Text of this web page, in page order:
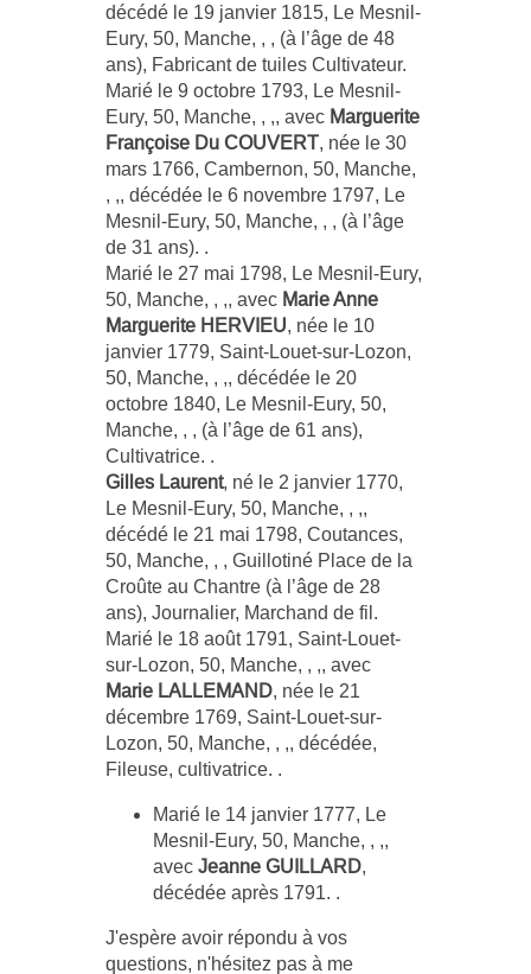
décédé le 19 janvier 1815, Le Mesnil-
Eury, 50, Manche, , , (à l’âge de 48
ans), Fabricant de tuiles Cultivateur.
Marié le 9 octobre 1793, Le Mesnil-
Eury, 50, Manche, , ,, avec Marguerite
Françoise Du COUVERT, née le 30
mars 1766, Cambernon, 50, Manche,
, ,, décédée le 6 novembre 1797, Le
Mesnil-Eury, 50, Manche, , , (à l’âge
de 31 ans). .
Marié le 27 mai 1798, Le Mesnil-Eury,
50, Manche, , ,, avec Marie Anne
Marguerite HERVIEU, née le 10
janvier 1779, Saint-Louet-sur-Lozon,
50, Manche, , ,, décédée le 20
octobre 1840, Le Mesnil-Eury, 50,
Manche, , , (à l’âge de 61 ans),
Cultivatrice. .
Gilles Laurent, né le 2 janvier 1770,
Le Mesnil-Eury, 50, Manche, , ,,
décédé le 21 mai 1798, Coutances,
50, Manche, , , Guillotiné Place de la
Croûte au Chantre (à l’âge de 28
ans), Journalier, Marchand de fil.
Marié le 18 août 1791, Saint-Louet-
sur-Lozon, 50, Manche, , ,, avec
Marie LALLEMAND, née le 21
décembre 1769, Saint-Louet-sur-
Lozon, 50, Manche, , ,, décédée,
Fileuse, cultivatrice. .
Marié le 14 janvier 1777, Le
Mesnil-Eury, 50, Manche, , ,,
avecJeanne GUILLARD,
décédée après 1791. .
J'espère avoir répondu à vos
questions, n'hésitez pas à me